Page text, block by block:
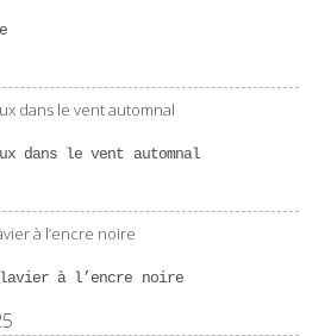
dans le vent automnal
à l’encre noire